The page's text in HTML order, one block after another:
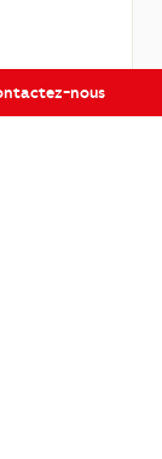
nous